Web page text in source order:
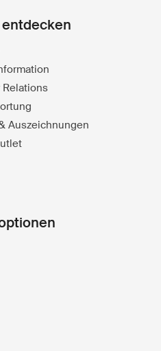
Relations
Auszeichnungen